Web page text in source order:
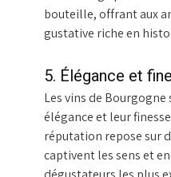
bouteille, offrant aux
gustative riche en
5. Élégance et
Les vins de
élégance et leur
réputation repose sur
captivent les sens et